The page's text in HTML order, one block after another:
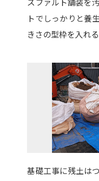
スファルト舗装を
トでしっかりと養
きさの型枠を入れ
基礎工事に残土は